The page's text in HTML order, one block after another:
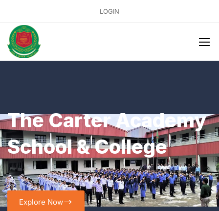
LOGIN
The Carter Academy
School & College
Explore Now